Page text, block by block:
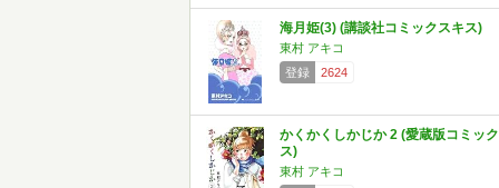
海月姫(3) (講談社コミックスキス)
東村 アキコ
登録
2624
かくかくしかじか 2 (愛蔵版コミック
ス)
東村 アキコ